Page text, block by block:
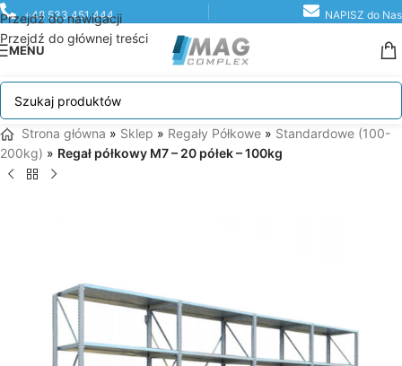
Przejdź do nawigacji
Przejdź do głównej treści
+48 533 451 444 NAPISZ do Nas
MENU
Strona główna » Sklep » Regały Półkowe » Standardowe (100-
200kg) » Regał półkowy M7 – 20 półek – 100kg